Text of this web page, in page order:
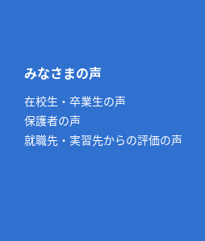
みなさまの声
在校生・卒業生の声
保護者の声
就職先・実習先からの評価の声